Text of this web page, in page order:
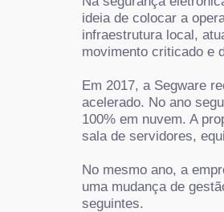
ideia de colocar a
infraestrutura local,
movimento criticado e
Em 2017, a Segware
acelerado. No ano
100% em nuvem. A
sala de servidores,
No mesmo ano, a
uma mudança de
seguintes.